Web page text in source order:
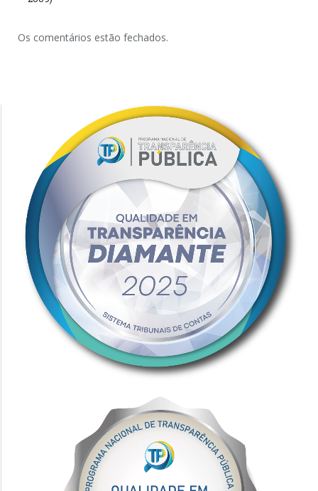
Os comentários estão fechados.